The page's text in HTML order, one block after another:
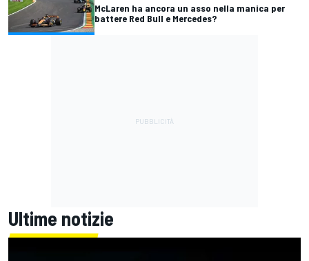
McLaren ha ancora un asso nella manica per
battere Red Bull e Mercedes?
Ultime notizie